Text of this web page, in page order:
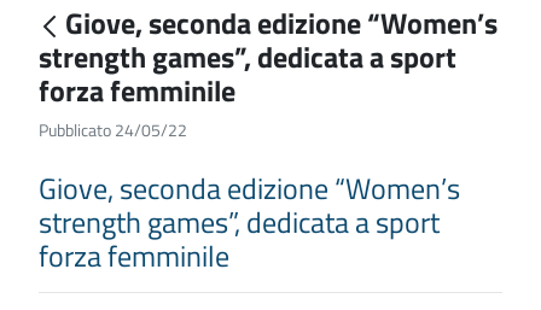
Giove, seconda edizione “Women’s
strength games”, dedicata a sport
forza femminile
Pubblicato 24/05/22
Giove, seconda edizione “Women’s
strength games”, dedicata a sport
forza femminile